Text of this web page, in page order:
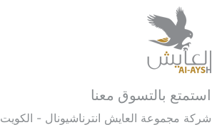
استمتع بالتسوق معنا
شركة مجموعة العايش انترناشيونال - الكويت